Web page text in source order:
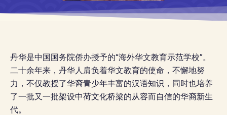
丹华是中国国务院侨办授予的“海外华文教育示范学校”。
二十余年来，丹华人肩负着华文教育的使命，不懈地努
力，不仅教授了华裔青少年丰富的汉语知识，同时也培养
了一批又一批架设中荷文化桥梁的从容而自信的华裔新生
代。